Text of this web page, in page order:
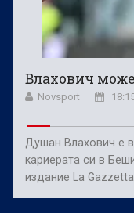
Влахович
Novsport
Душан Влахович е
кариерата си в
издание La